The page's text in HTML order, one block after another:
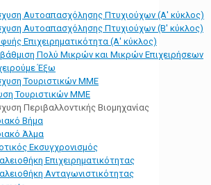
Αυτοαπασχόλησης Πτυχιούχων (Α' κύκλος)
Αυτοαπασχόλησης Πτυχιούχων (Β' κύκλος)
Επιχειρηματικότητα (Α' κύκλος)
Πολύ Μικρών και Μικρών Επιχειρήσεων
Έξω
Τουριστικών ΜΜΕ
Τουριστικών ΜΜΕ
Περιβαλλοντικής Βιομηχανίας
Βήμα
Άλμα
Εκσυγχρονισμός
Eπιχειρηματικότητας
Ανταγωνιστικότητας